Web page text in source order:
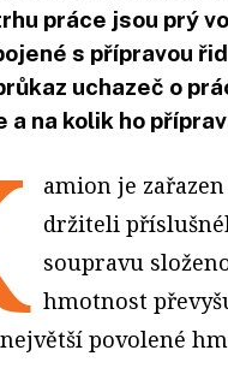
práce jsou prý
s přípravou
uchazeč o
a na kolik ho
amion je
držiteli
soupravu
hmotnost
povolené